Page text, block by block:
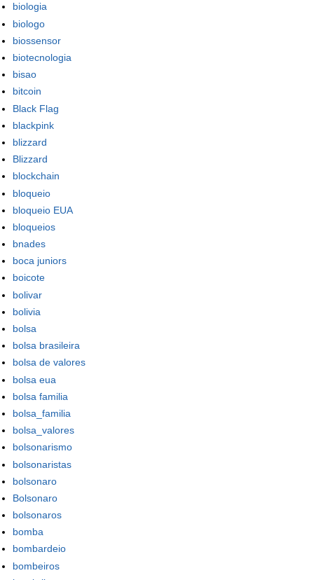
biologia
biologo
biossensor
biotecnologia
bisao
bitcoin
Black Flag
blackpink
blizzard
Blizzard
blockchain
bloqueio
bloqueio EUA
bloqueios
bnades
boca juniors
boicote
bolivar
bolivia
bolsa
bolsa brasileira
bolsa de valores
bolsa eua
bolsa familia
bolsa_familia
bolsa_valores
bolsonarismo
bolsonaristas
bolsonaro
Bolsonaro
bolsonaros
bomba
bombardeio
bombeiros